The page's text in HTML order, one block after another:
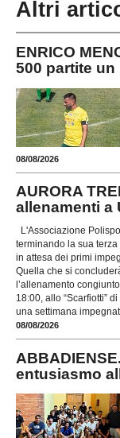
Altri
ENRICO
500 partite
08/08/2026
AURORA
allenamenti a
L'Associazione
terminando la sua
in attesa dei primi
Quella che si
l’allenamento
18:00, allo “Scarfiotti”
una settimana
08/08/2026
entusiasmo